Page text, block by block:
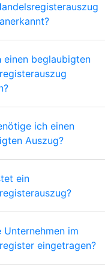
einen beglaubigten
ich einen
Auszug?
ein
Unternehmen im
eingetragen?